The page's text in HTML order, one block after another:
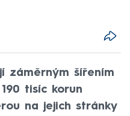
záměrným šířením
tisíc korun
na jejich stránky